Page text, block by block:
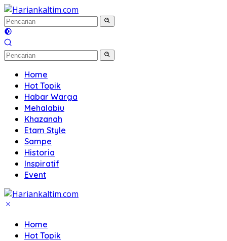
Langsung
ke
konten
Home
Hot Topik
Habar Warga
Mehalabiu
Khazanah
Etam Style
Sampe
Historia
Inspiratif
Event
Home
Hot Topik